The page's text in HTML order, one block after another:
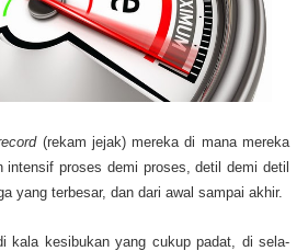
(rekam jejak) mereka di mana mereka
intensif proses demi proses, detil demi detil
yang terbesar, dan dari awal sampai akhir.
kala kesibukan yang cukup padat, di sela-